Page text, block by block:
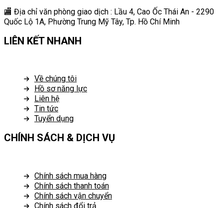
🏬 Địa chỉ văn phòng giao dịch : Lầu 4, Cao Ốc Thái An - 2290
Quốc Lộ 1A, Phường Trung Mỹ Tây, Tp. Hồ Chí Minh
LIÊN KẾT NHANH
Về chúng tôi
Hồ sơ năng lực
Liên hệ
Tin tức
Tuyển dụng
CHÍNH SÁCH & DỊCH VỤ
Chính sách mua hàng
Chính sách thanh toán
Chính sách vận chuyển
Chính sách đổi trả